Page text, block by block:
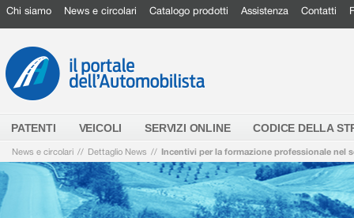
Chi siamo News e circolari Catalogo prodotti Assistenza Contatti
PATENTI VEICOLI SERVIZI ONLINE CODICE DELLA
News e circolari // Dettaglio News // Incentivi per la formazione professionale nel